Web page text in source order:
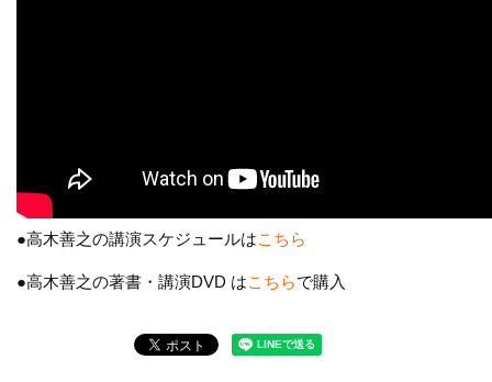
●高木善之の講演スケジュールはこちら
●高木善之の著書・講演DVD はこちらで購入